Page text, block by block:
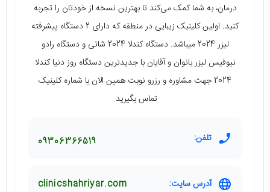
درمان، به شما کمک می‌کند تا بهترین نسخه از خودتان را تجربه
کنید. اولین کلینیک زیبایی در منطقه که دارای 2 دستگاه پیشرفته
لیزر 2024 میباشد. دستگاه کندلا 2024 شاتی و دستگاه رادو
نیوفیس لیزر بانوان و آقایان با جدیدترین دستگاه روز دنیا کندلا
2024 جهت مشاوره و رزرو نوبت همین الان با شماره کلینیک
تماس بگیرید.
تلفن: 09306366519
آدرس سایت: clinicshahriyar.com